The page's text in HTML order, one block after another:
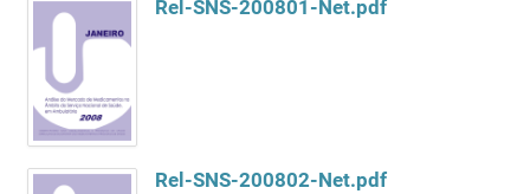
Rel-SNS-200801-Net.pdf
Rel-SNS-200802-Net.pdf